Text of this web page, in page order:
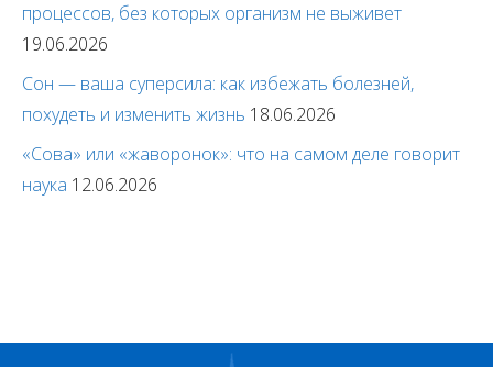
процессов, без которых организм не выживет
19.06.2026
Сон — ваша суперсила: как избежать болезней,
похудеть и изменить жизнь 18.06.2026
«Сова» или «жаворонок»: что на самом деле говорит
наука 12.06.2026